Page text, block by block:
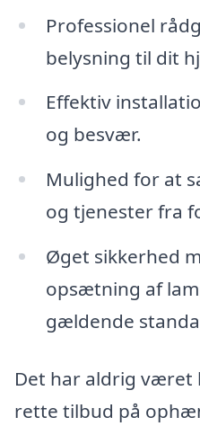
Professionel
belysning til dit
Effektiv
og besvær.
Mulighed for at
og tjenester fra
Øget sikkerhed
opsætning af
gældende
Det har aldrig været
rette tilbud på